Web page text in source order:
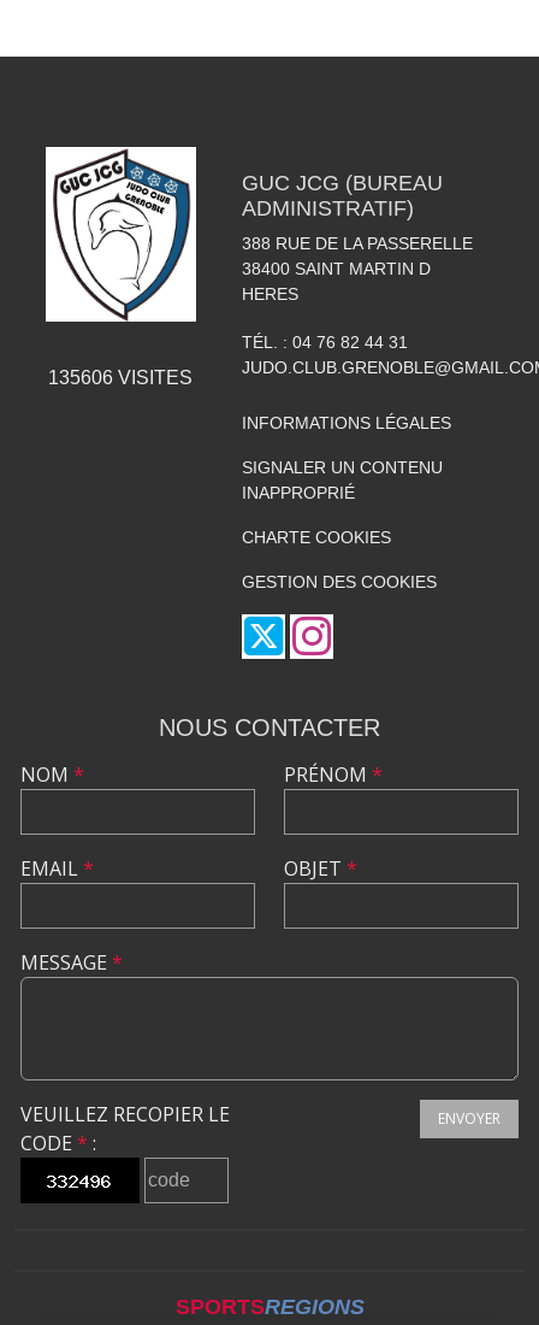
135606 VISITES
GUC JCG (BUREAU
ADMINISTRATIF)
388 RUE DE LA PASSERELLE
38400 SAINT MARTIN D
HERES
TÉL. : 04 76 82 44 31
INFORMATIONS LÉGALES
SIGNALER UN CONTENU
INAPPROPRIÉ
CHARTE COOKIES
GESTION DES COOKIES
NOUS CONTACTER
NOM *
EMAIL*
PRÉNOM *
OBJET *
MESSAGE *
VEUILLEZ RECOPIER LE
CODE * :
ENVOYER
SPORTSREGIONS